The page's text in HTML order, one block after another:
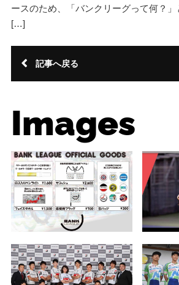
ースのため、「バンクリーグって何？
[…]
記事へ戻る
Images